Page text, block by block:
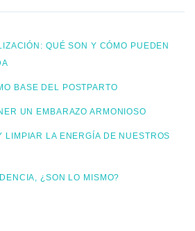
QUÉ SON Y CÓMO PUEDEN
BASE DEL POSTPARTO
UN EMBARAZO ARMONIOSO
LIMPIAR LA ENERGÍA DE NUESTROS
¿SON LO MISMO?